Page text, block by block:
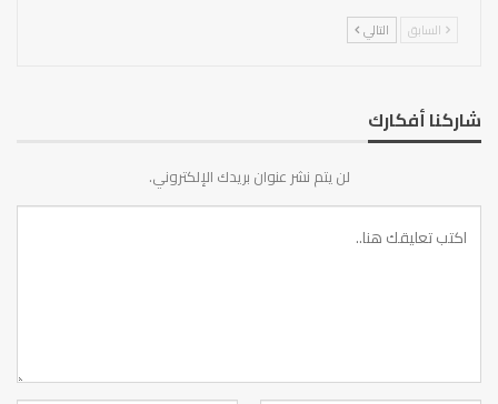
السابق التالي
شاركنا أفكارك
لن يتم نشر عنوان بريدك الإلكتروني.